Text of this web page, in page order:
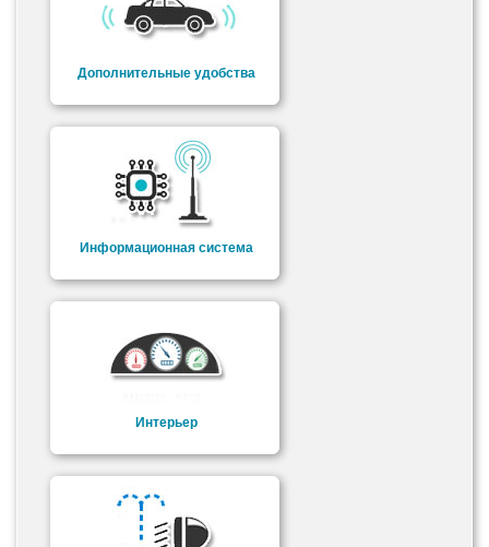
Дополнительные удобства
Информационная система
Интерьер